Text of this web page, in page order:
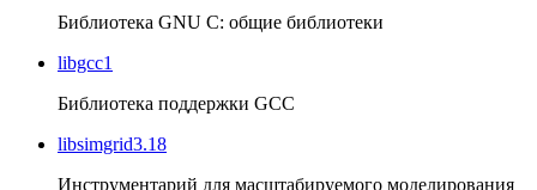
Библиотека GNU C: общие библиотеки
libgcc1
Библиотека поддержки GCC
libsimgrid3.18
Инструментарий для масштабируемого моделирования